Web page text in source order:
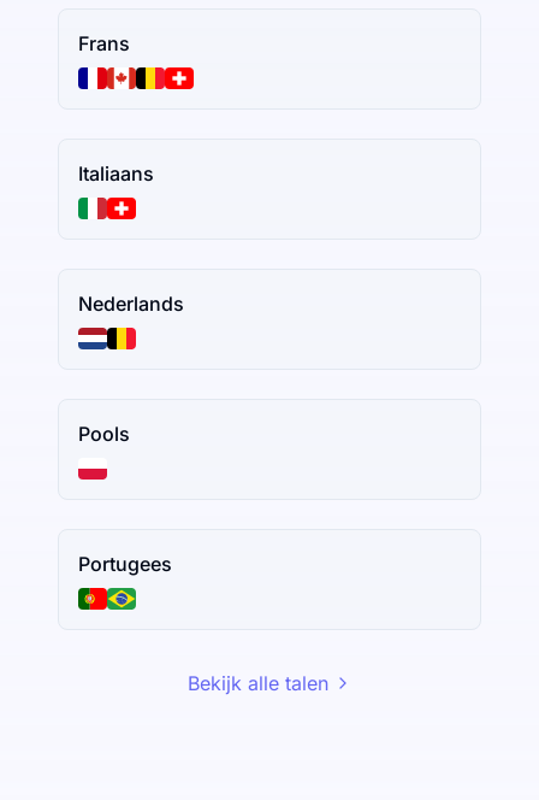
Frans
Italiaans
Nederlands
Pools
Portugees
Bekijk alle talen